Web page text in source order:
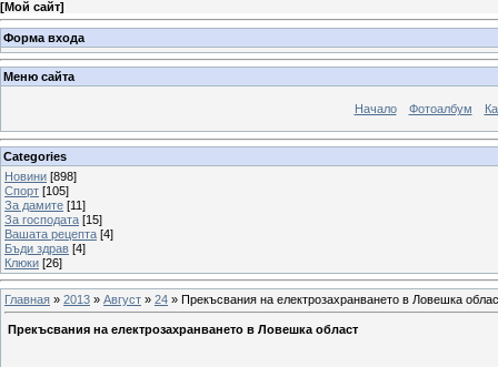
[Мой сайт]
Форма входа
Меню сайта
Начало Фотоалбум
Categories
Новини [898]
Спорт [105]
За дамите [11]
За господата [15]
Вашата рецепта [4]
Бъди здрав [4]
Клюки [26]
Главная » 2013 » Август » 24 » Прекъсвания на електрозахранването в Ловешка
Прекъсвания на електрозахранването в Ловешка област